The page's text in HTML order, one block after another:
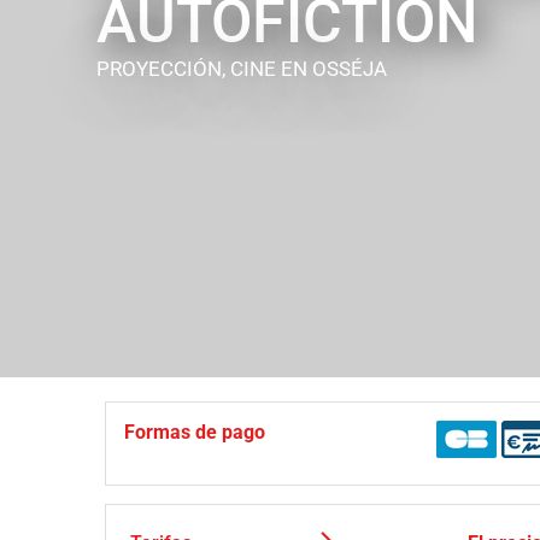
AUTOFICTION
PROYECCIÓN, CINE EN OSSÉJA
Formas de pago